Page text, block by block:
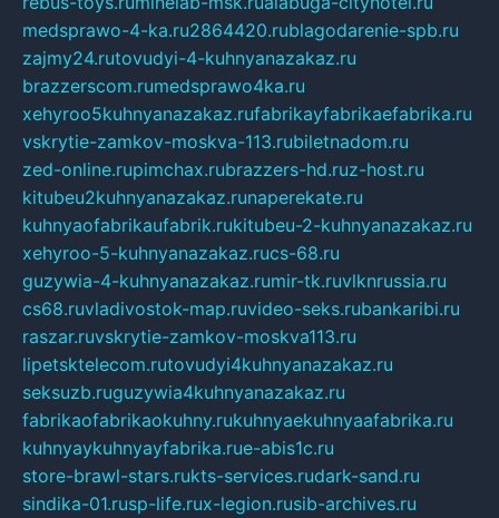
medsprawo-4-ka.ru2864420.rublagodarenie-spb.ru
zajmy24.rutovudyi-4-kuhnyanazakaz.ru
brazzerscom.rumedsprawo4ka.ru
xehyroo5kuhnyanazakaz.rufabrikayfabrikaefabrika.ru
vskrytie-zamkov-moskva-113.rubiletnadom.ru
zed-online.rupimchax.rubrazzers-hd.ruz-host.ru
kitubeu2kuhnyanazakaz.runaperekate.ru
kuhnyaofabrikaufabrik.rukitubeu-2-kuhnyanazakaz.ru
xehyroo-5-kuhnyanazakaz.rucs-68.ru
guzywia-4-kuhnyanazakaz.rumir-tk.ruvlknrussia.ru
cs68.ruvladivostok-map.ruvideo-seks.rubankaribi.ru
raszar.ruvskrytie-zamkov-moskva113.ru
lipetsktelecom.rutovudyi4kuhnyanazakaz.ru
seksuzb.ruguzywia4kuhnyanazakaz.ru
fabrikaofabrikaokuhny.rukuhnyaekuhnyaafabrika.ru
kuhnyaykuhnyayfabrika.rue-abis1c.ru
store-brawl-stars.rukts-services.rudark-sand.ru
sindika-01.rusp-life.rux-legion.rusib-archives.ru